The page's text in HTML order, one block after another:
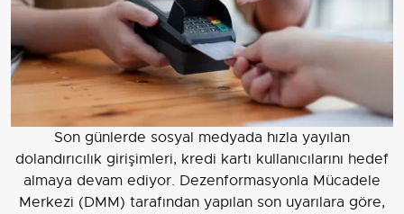
Son günlerde sosyal medyada hızla yayılan
dolandırıcılık girişimleri, kredi kartı kullanıcılarını hedef
almaya devam ediyor. Dezenformasyonla Mücadele
Merkezi (DMM) tarafından yapılan son uyarılara göre,